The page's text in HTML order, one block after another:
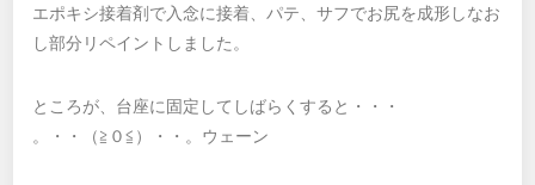
エポキシ接着剤で入念に接着、パテ、サフでお尻を成形しなお
し部分リペイントしました。
ところが、台座に固定してしばらくすると・・・
。・・（≧０≦）・・。ウェーン